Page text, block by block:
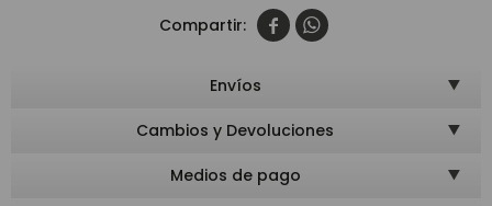
 
Envíos
Cambios y Devoluciones
Medios de pago